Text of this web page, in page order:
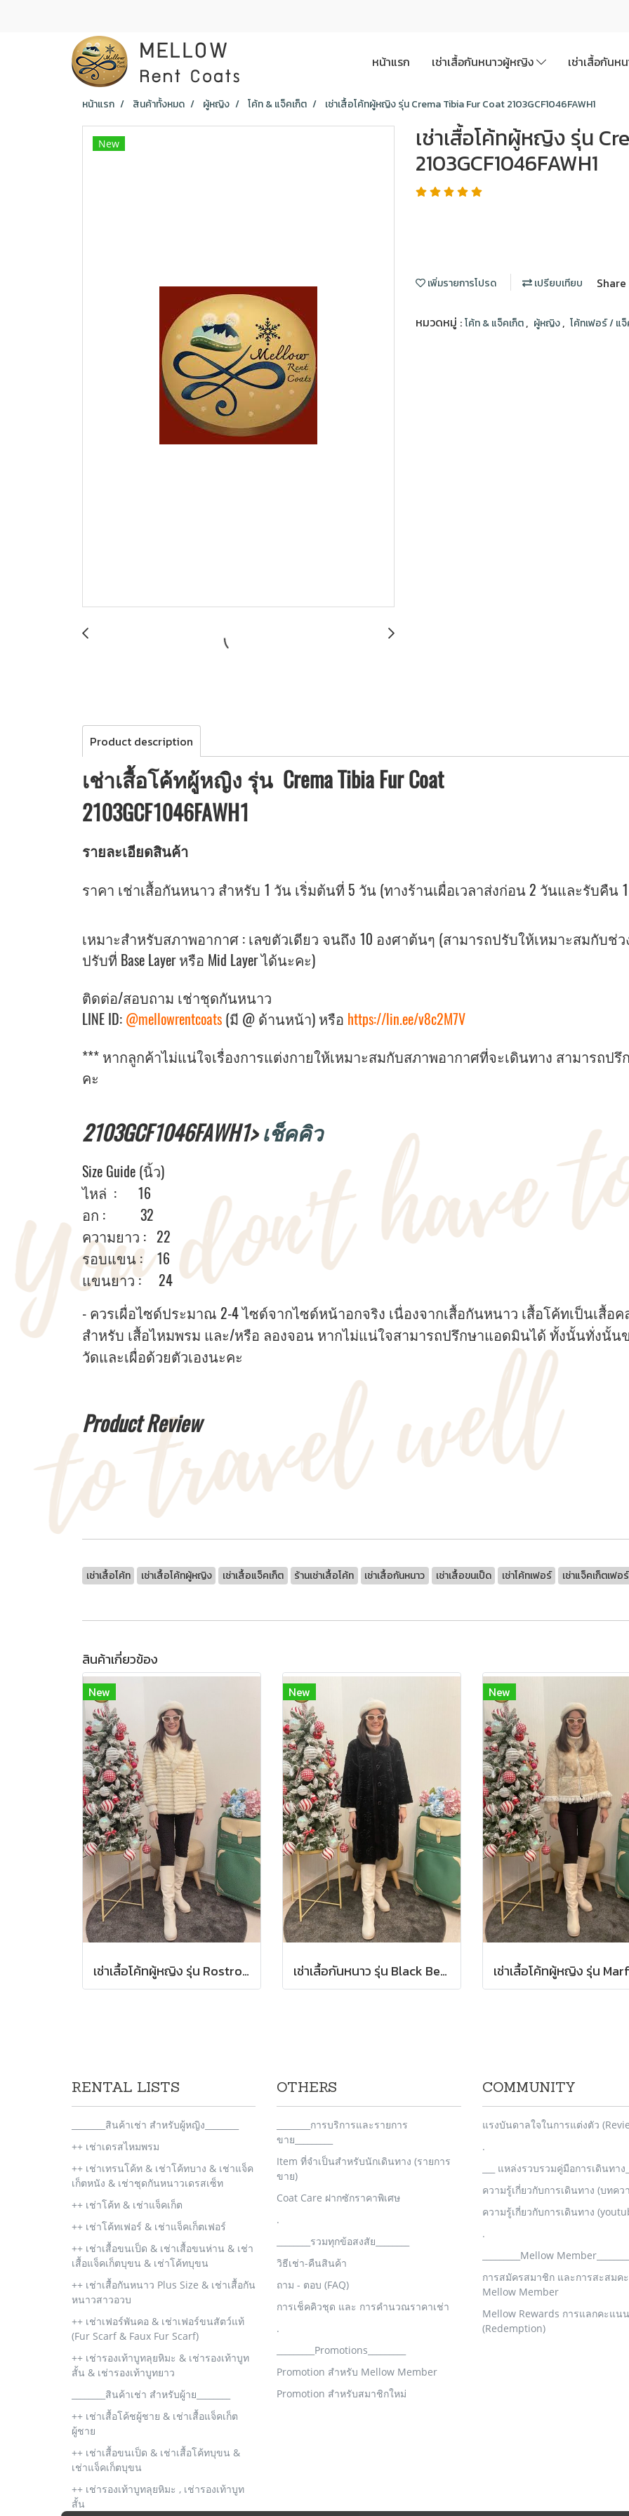
หน้าแรก เช่าเสื้อกันหนาวผู้หญิง เช่าเสื้อกันห
หน้าแรก สินค้าทั้งหมด ผู้หญิง โค้ท & แจ็คเก็ต เช่าเสื้อโค้ทผู้หญิง รุ่น Crema Tibia Fur Coat 2103GCF1046FAWH1
New
เช่าเสื้อโค้ทผู้หญิง รุ่น
2103GCF1046FAWH1
เพิ่มรายการโปรด เปรียบเทียบ Share
หมวดหมู่ :โค้ท & แจ็คเก็ต, ผู้หญิง, โค้ทเฟอร์ / แ
Product description
เช่าเสื้อโค้ทผู้หญิง รุ่น Crema Tibia Fur Coat
2103GCF1046FAWH1
รายละเอียดสินค้า
ราคา เช่าเสื้อกันหนาว สำหรับ 1 วัน เริ่มต้นที่ 5 วัน (ทางร้านเผื่อเวลาส่งก่อน 2 วันและรับคืน
เหมาะสำหรับสภาพอากาศ : เลขตัวเดียว จนถึง 10 องศาต้นๆ (สามารถปรับให้เหมาะสมกับ
ปรับที่ Base Layer หรือ Mid Layer ได้นะคะ)
ติดต่อ/สอบถาม เช่าชุดกันหนาว
LINE ID: @mellowrentcoats (มี @ ด้านหน้า) หรือ https://lin.ee/v8c2M7V
*** หากลูกค้าไม่แน่ใจเรื่องการแต่งกายให้เหมาะสมกับสภาพอากาศที่จะเดินทาง สามารถป
คะ
2103GCF1046FAWH1>เช็คคิว
Size Guide (นิ้ว)
ไหล่ : 16
อก : 32
ความยาว : 22
รอบแขน : 16
แขนยาว : 24
- ควรเผื่อไซด์ประมาณ 2-4 ไซด์จากไซด์หน้าอกจริง เนื่องจากเสื้อกันหนาว เสื้อโค้ทเป็นเสื้อ
สำหรับ เสื้อไหมพรม และ/หรือ ลองจอน หากไม่แน่ใจสามารถปรึกษาแอดมินได้ ทั้งนั้นทั่งนั้
วัดและเผื่อด้วยตัวเองนะคะ
Product Review
เช่าเสื้อโค้ท เช่าเสื้อโค้ทผู้หญิง เช่าเสื้อแจ็คเก็ต ร้านเช่าเสื้อโค้ท เช่าเสื้อกันหนาว เช่าเสื้อขนเป็ด เช่าโค้ทเฟอร์ เช่าแจ็คเก็ตเฟอร์
สินค้าเกี่ยวข้อง
New
เช่าเสื้อโค้ทผู้หญิง รุ่น Rostro Palido Faux Fur Coat 2105GCF1059FAWH1
New
เช่าเสื้อกันหนาว รุ่น Black Beauty Single Breasted Coat 2108GCL1544FABK1
New
RENTAL LISTS
________สินค้าเช่า สำหรับผู้หญิง________
++ เช่าเดรสไหมพรม
++ เช่าเทรนโค้ท & เช่าโค้ทบาง & เช่าแจ็ค
เก็ตหนัง & เช่าชุดกันหนาวเดรสเซ็ท
++ เช่าโค้ท & เช่าแจ็คเก็ต
++ เช่าโค้ทเฟอร์ & เช่าแจ็คเก็ตเฟอร์
++ เช่าเสื้อขนเป็ด & เช่าเสื้อขนห่าน & เช่า
เสื้อแจ็คเก็ตบุขน & เช่าโค้ทบุขน
++ เช่าเสื้อกันหนาว Plus Size & เช่าเสื้อกัน
หนาวสาวอวบ
++ เช่าเฟอร์พันคอ & เช่าเฟอร์ขนสัตว์แท้
(Fur Scarf & Faux Fur Scarf)
++ เช่ารองเท้าบูทลุยหิมะ & เช่ารองเท้าบูท
สั้น & เช่ารองเท้าบูทยาว
________สินค้าเช่า สำหรับผู้าย________
++ เช่าเสื้อโค้ชผู้ชาย & เช่าเสื้อแจ็คเก็ต
ผู้ชาย
++ เช่าเสื้อขนเป็ด & เช่าเสื้อโค้ทบุขน &
เช่าแจ็คเก็ตบุขน
++ เช่ารองเท้าบูทลุยหิมะ , เช่ารองเท้าบูท
สั้น
OTHERS
________การบริการและรายการ
ขาย_________
Item ที่จำเป็นสำหรับนักเดินทาง (รายการ
ขาย)
Coat Care ฝากซักราคาพิเศษ
.
________รวมทุกข้อสงสัย________
วิธีเช่า-คืนสินค้า
ถาม - ตอบ (FAQ)
การเช็คคิวชุด และ การคำนวณราคาเช่า
.
_________Promotions_________
Promotion สำหรับ Mellow Member
Promotion สำหรับสมาชิกใหม่
COMMUNITY
แรงบันดาลใจในการแต่งตัว
.
___ แหล่งรวบรวมคู่มือการเดินทาง
ความรู้เกี่ยวกับการเดินทาง (บทคว
ความรู้เกี่ยวกับการเดินทาง
.
_________Mellow
การสมัครสมาชิก และการสะสมค
Mellow Member
Mellow Rewards การแลกคะแน
(Redemption)